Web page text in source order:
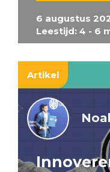
6 augustus
Leestijd: 4 - 6
Artikel